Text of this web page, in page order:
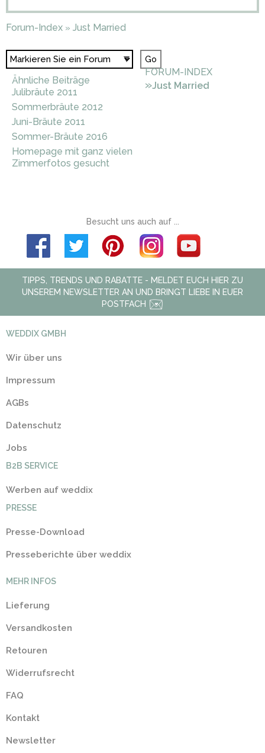
Forum-Index » Just Married
Ähnliche Beiträge
Julibräute 2011
Sommerbräute 2012
Juni-Bräute 2011
Sommer-Bräute 2016
Homepage mit ganz vielen
Zimmerfotos gesucht
FORUM-INDEX
»Just Married
Besucht uns auch auf ...
TIPPS, TRENDS UND RABATTE - MELDET EUCH HIER ZU
UNSEREM NEWSLETTER AN UND BRINGT LIEBE IN EUER
POSTFACH
WEDDIX GMBH
Wir über uns
Impressum
AGBs
Datenschutz
Jobs
B2B SERVICE
Werben auf weddix
PRESSE
Presse-Download
Presseberichte über weddix
MEHR INFOS
Lieferung
Versandkosten
Retouren
Widerrufsrecht
FAQ
Kontakt
Newsletter